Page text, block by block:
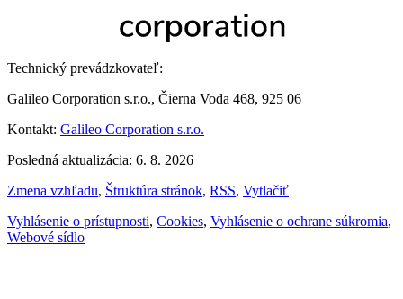
Technický prevádzkovateľ:
Galileo Corporation s.r.o., Čierna Voda 468, 925 06
Kontakt: Galileo Corporation s.r.o.
Posledná aktualizácia: 6. 8. 2026
Zmena vzhľadu, Štruktúra stránok, RSS, Vytlačiť
Vyhlásenie o prístupnosti, Cookies, Vyhlásenie o ochrane súkromia,
Webové sídlo